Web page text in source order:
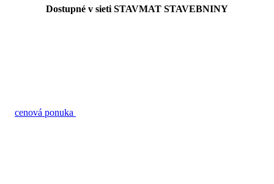
Dostupné v sieti STAVMAT STAVEBNINY
cenová ponuka